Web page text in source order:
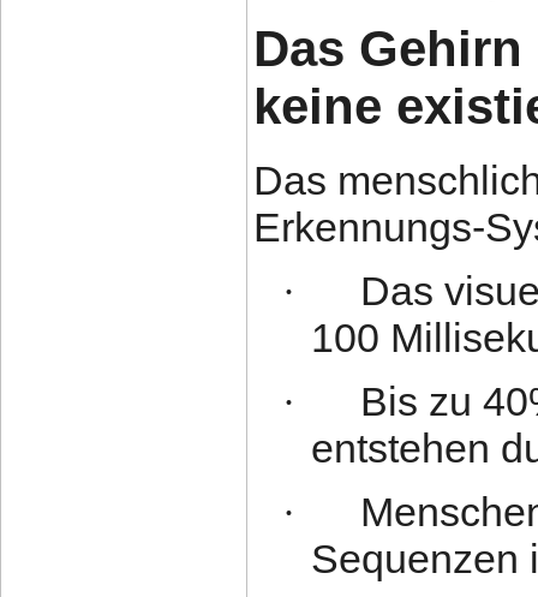
Das
keine
Das
Erkennungs-
·
Das
100
·
Bis zu
entstehen
·
Sequenzen